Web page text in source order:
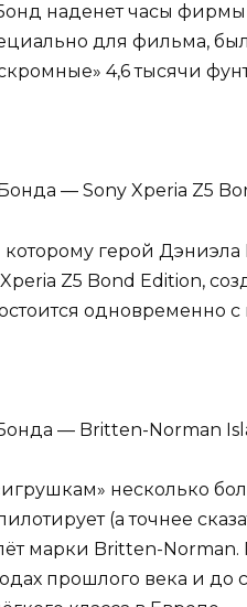
наденет часы
для фильма,
4,6 тысячи
— Sony Xperia Z5
герой
Z5 Bond Edition,
одновременно с
— Britten-Norman
несколько
(а точнее
марки Britten-Norman.
прошлого века и до